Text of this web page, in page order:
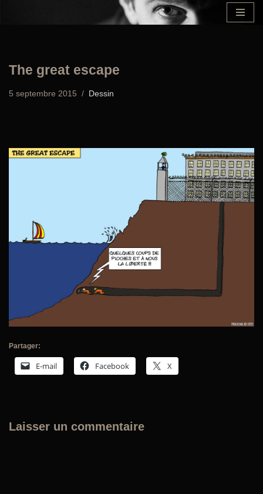
The great escape
5 septembre 2015 Dessin
Partager:
E-mail Facebook X
Laisser un commentaire